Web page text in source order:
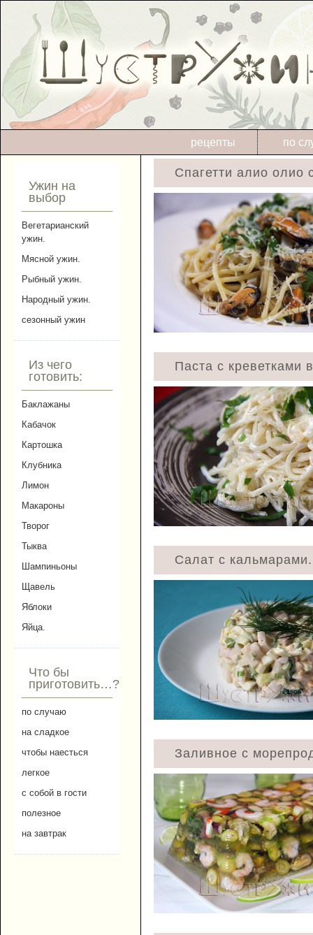
по
рецепты
Ужин на
выбор
Вегетарианский
ужин.
Мясной ужин.
Рыбный ужин.
Народный ужин.
сезонный ужин
Из чего
готовить:
Баклажаны
Кабачок
Картошка
Клубника
Лимон
Макароны
Творог
Тыква
Шампиньоны
Щавель
Яблоки
Яйца.
Что бы
приготовить…?
по случаю
на сладкое
чтобы наесться
легкое
с собой в гости
полезное
на завтрак
Спагетти алио олио
Паста с креветками
Салат с кальмарами.
Заливное с